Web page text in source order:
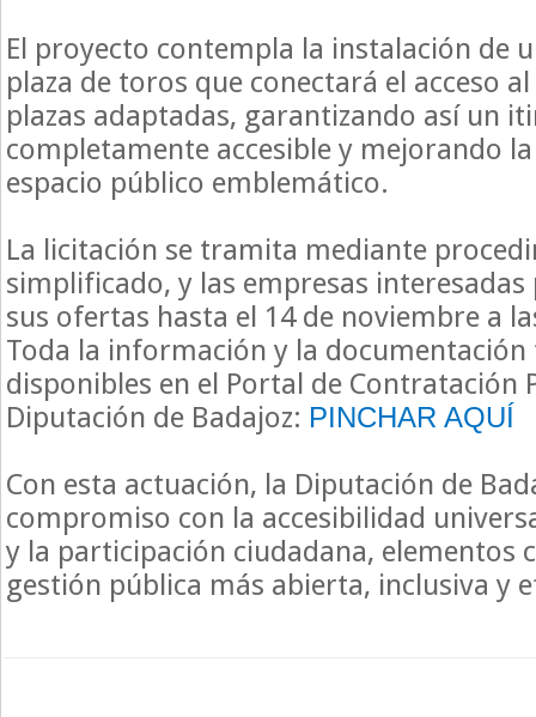
El proyecto contempla la instalación de
plaza de toros que conectará el acceso
plazas adaptadas, garantizando así un
completamente accesible y mejorando
espacio público emblemático.
La licitación se tramita mediante
simplificado, y las empresas
sus ofertas hasta el 14 de noviembre a
Toda la información y la documentación
disponibles en el Portal de Contratación
Diputación de Badajoz: PINCHAR AQUÍ
Con esta actuación, la Diputación de
compromiso con la accesibilidad
y la participación ciudadana, elementos
gestión pública más abierta, inclusiva y